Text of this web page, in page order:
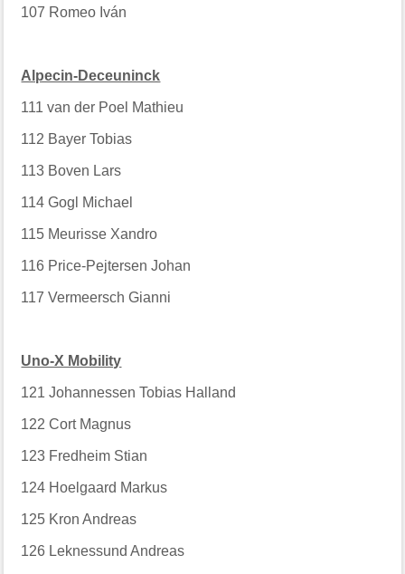
107 Romeo Iván
Alpecin-Deceuninck
111 van der Poel Mathieu
112 Bayer Tobias
113 Boven Lars
114 Gogl Michael
115 Meurisse Xandro
116 Price-Pejtersen Johan
117 Vermeersch Gianni
Uno-X Mobility
121 Johannessen Tobias Halland
122 Cort Magnus
123 Fredheim Stian
124 Hoelgaard Markus
125 Kron Andreas
126 Leknessund Andreas